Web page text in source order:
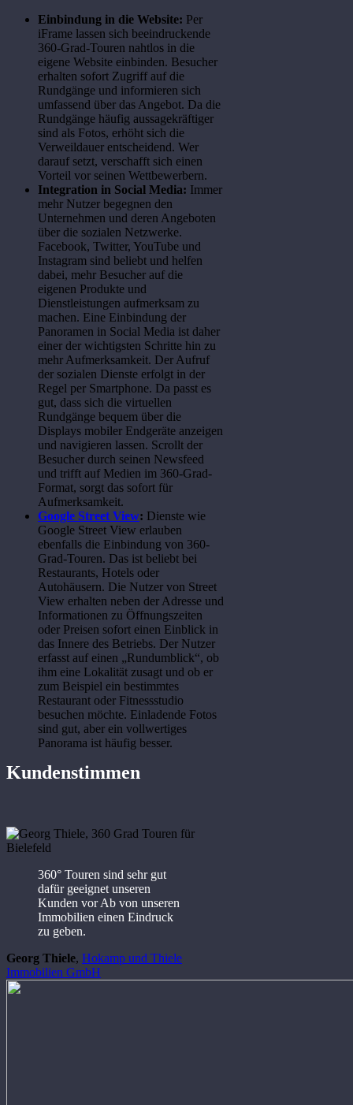
Einbindung in die Website: Per
iFrame lassen sich beeindruckende
360-Grad-Touren nahtlos in die
eigene Website einbinden. Besucher
erhalten sofort Zugriff auf die
Rundgänge und informieren sich
umfassend über das Angebot. Da die
Rundgänge häufig aussagekräftiger
sind als Fotos, erhöht sich die
Verweildauer entscheidend. Wer
darauf setzt, verschafft sich einen
Vorteil vor seinen Wettbewerbern.
Integration in Social Media: Immer
mehr Nutzer begegnen den
Unternehmen und deren Angeboten
über die sozialen Netzwerke.
Facebook, Twitter, YouTube und
Instagram sind beliebt und helfen
dabei, mehr Besucher auf die
eigenen Produkte und
Dienstleistungen aufmerksam zu
machen. Eine Einbindung der
Panoramen in Social Media ist daher
einer der wichtigsten Schritte hin zu
mehr Aufmerksamkeit. Der Aufruf
der sozialen Dienste erfolgt in der
Regel per Smartphone. Da passt es
gut, dass sich die virtuellen
Rundgänge bequem über die
Displays mobiler Endgeräte anzeigen
und navigieren lassen. Scrollt der
Besucher durch seinen Newsfeed
und trifft auf Medien im 360-Grad-
Format, sorgt das sofort für
Aufmerksamkeit.
Google Street View: Dienste wie
Google Street View erlauben
ebenfalls die Einbindung von 360-
Grad-Touren. Das ist beliebt bei
Restaurants, Hotels oder
Autohäusern. Die Nutzer von Street
View erhalten neben der Adresse und
Informationen zu Öffnungszeiten
oder Preisen sofort einen Einblick in
das Innere des Betriebs. Der Nutzer
erfasst auf einen „Rundumblick“, ob
ihm eine Lokalität zusagt und ob er
zum Beispiel ein bestimmtes
Restaurant oder Fitnessstudio
besuchen möchte. Einladende Fotos
sind gut, aber ein vollwertiges
Panorama ist häufig besser.
Kundenstimmen
360° Touren sind sehr gut
dafür geeignet unseren
Kunden vor Ab von unseren
Immobilien einen Eindruck
zu geben.
Georg Thiele, Hokamp und Thiele
Immobilien GmbH